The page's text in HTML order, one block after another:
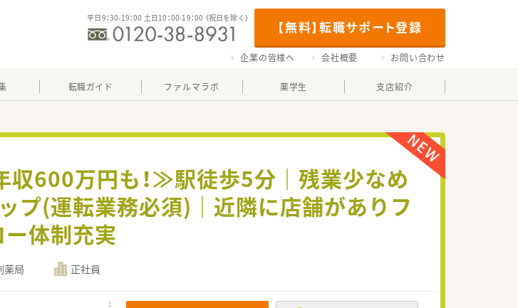
【無料】転職サポート登録
平日9：30-19：00 土日10：00-19：00 （祝日を除く）
企業の皆様へ 会社概要 お問い合わせ
転職ガイド ファルマラボ 薬学生 支店紹介
収600万円も！≫駅徒歩5分｜残業少なめ
プ(運転業務必須)｜近隣に店舗がありフ
ー体制充実
薬局 正社員